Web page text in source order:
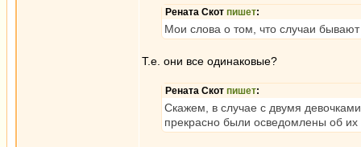
Рената Скот пишет:
Мои слова о том, что случаи
Т.е. они все одинаковые?
Рената Скот пишет:
Скажем, в случае с двумя
прекрасно были осведомлены об их